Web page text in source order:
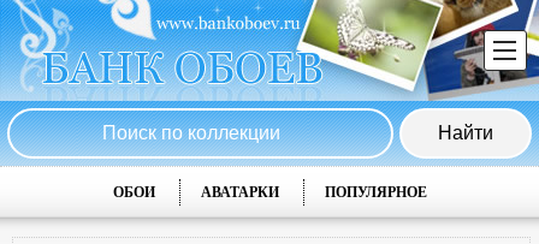
ОБОИ АВАТАРКИ ПОПУЛЯРНОЕ